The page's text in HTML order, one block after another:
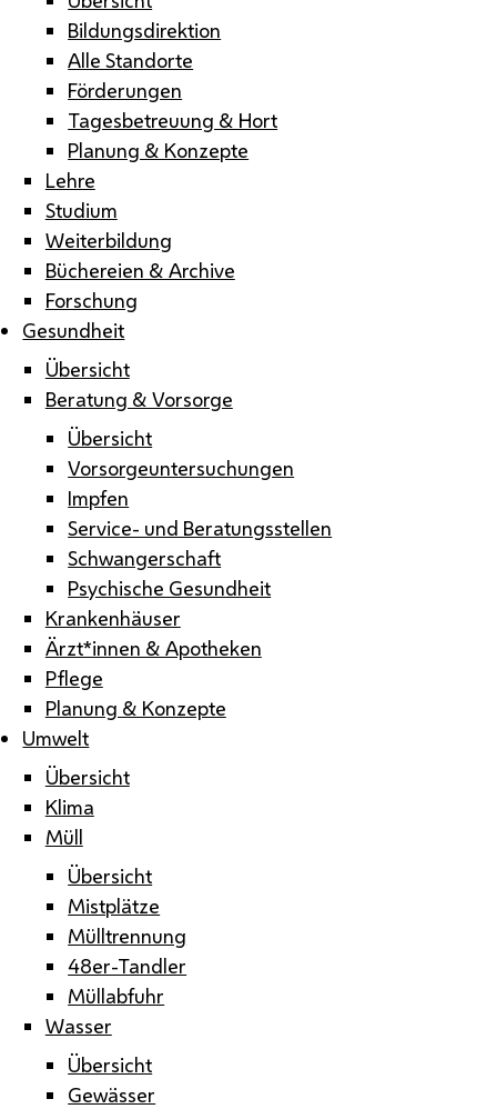
Bildungsdirektion
Alle Standorte
Förderungen
Tagesbetreuung & Hort
Planung & Konzepte
Lehre
Studium
Weiterbildung
Büchereien & Archive
Forschung
Gesundheit
Übersicht
Beratung & Vorsorge
Übersicht
Vorsorgeuntersuchungen
Impfen
Service- und Beratungsstellen
Schwangerschaft
Psychische Gesundheit
Krankenhäuser
Ärzt*innen & Apotheken
Pflege
Planung & Konzepte
Umwelt
Übersicht
Klima
Müll
Übersicht
Mistplätze
Mülltrennung
48er-Tandler
Müllabfuhr
Wasser
Übersicht
Gewässer